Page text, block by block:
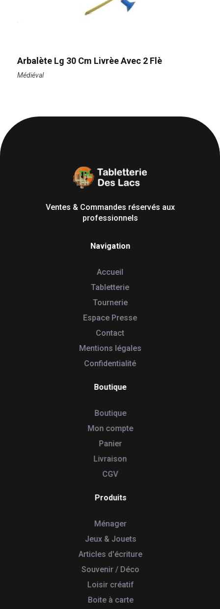
Arbalète Lg 30 Cm Livrèe Avec 2 Flè
Médiéval
Ventes & Commandes réservés aux
professionnels
Navigation
Accueil
Tabletterie
Tournerie
Espace Presse
Contact
Mentions légales
Confidentialité
Boutique
Boutique
Mon compte
Panier
Livraison
CGV
Produits
Ménager
Jeux & Jouets
Articles d'écriture
Souvenir / Déco
Loisir créatif
Boite à carte